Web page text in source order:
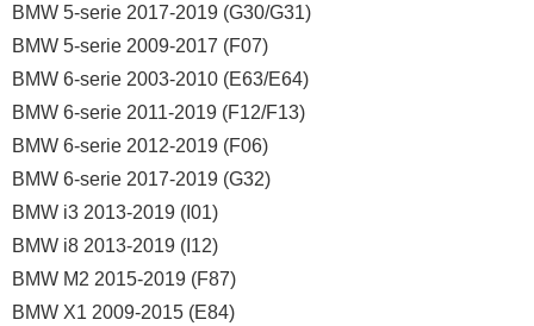
BMW 5-serie 2017-2019 (G30/G31)
BMW 5-serie 2009-2017 (F07)
BMW 6-serie 2003-2010 (E63/E64)
BMW 6-serie 2011-2019 (F12/F13)
BMW 6-serie 2012-2019 (F06)
BMW 6-serie 2017-2019 (G32)
BMW i3 2013-2019 (I01)
BMW i8 2013-2019 (I12)
BMW M2 2015-2019 (F87)
BMW X1 2009-2015 (E84)